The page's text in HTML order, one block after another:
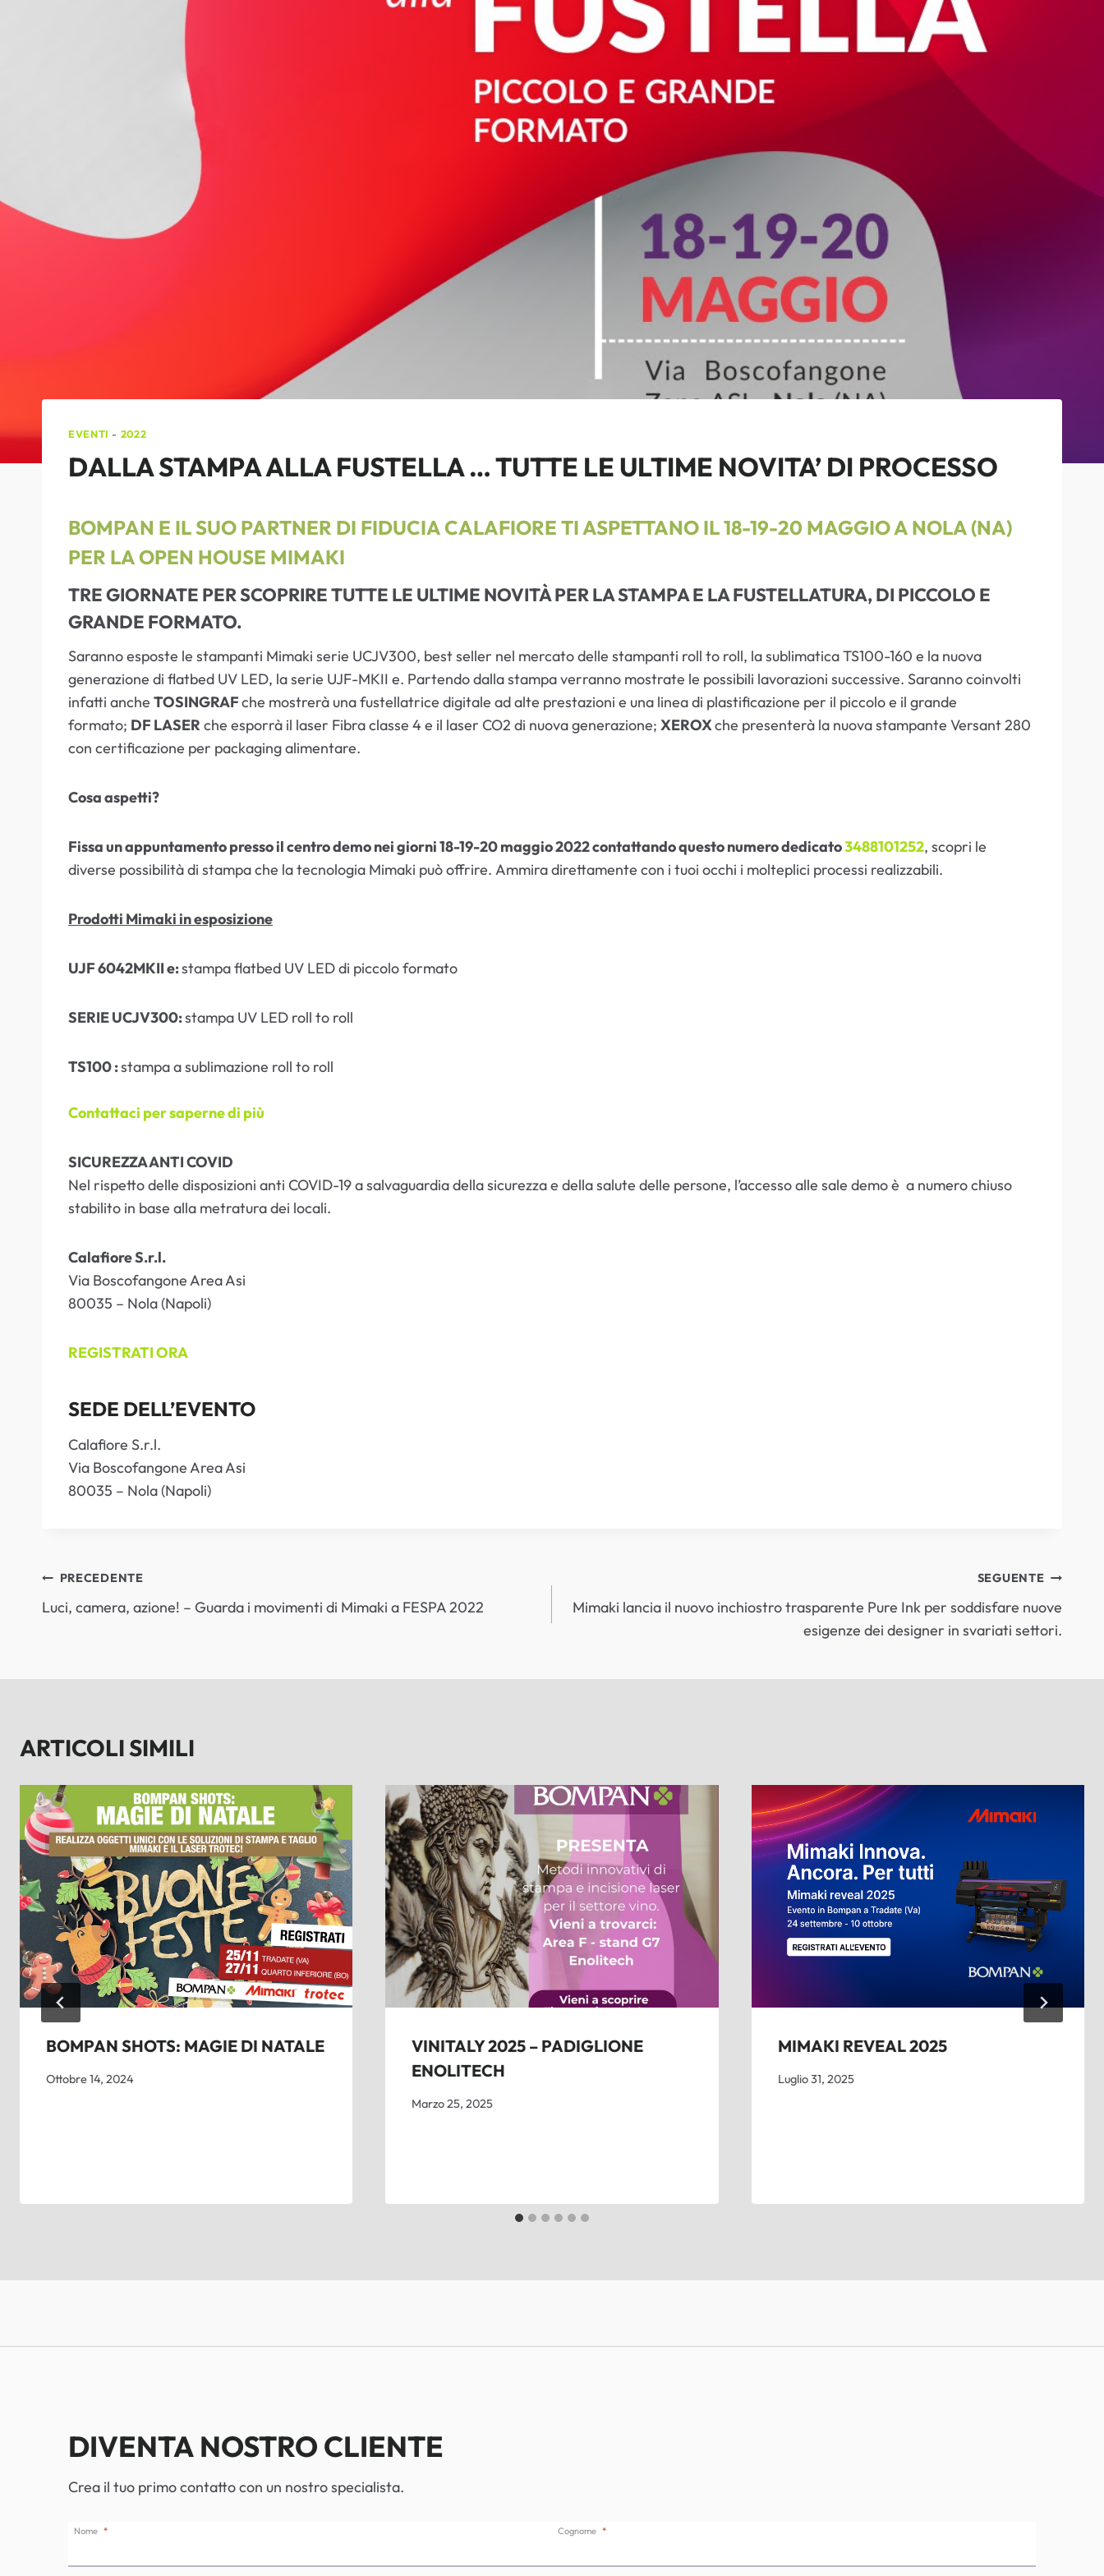
EVENTI - 2022
DALLA STAMPA ALLA FUSTELLA … TUTTE LE ULTIME NOVITA’ DI PROCESSO
BOMPAN E IL SUO PARTNER DI FIDUCIA CALAFIORE TI ASPETTANO IL 18-19-20 MAGGIO A NOLA (NA)
PER LA OPEN HOUSE MIMAKI
TRE GIORNATE PER SCOPRIRE TUTTE LE ULTIME NOVITÀ PER LA STAMPA E LA FUSTELLATURA, DI PICCOLO E
GRANDE FORMATO.
Saranno esposte le stampanti Mimaki serie UCJV300, best seller nel mercato delle stampanti roll to roll, la sublimatica TS100-160 e la nuova
generazione di flatbed UV LED, la serie UJF-MKII e. Partendo dalla stampa verranno mostrate le possibili lavorazioni successive. Saranno coinvolti
infatti anche TOSINGRAFche mostrerà una fustellatrice digitale ad alte prestazioni e una linea di plastificazione per il piccolo e il grande
formato; DF LASERche esporrà il laser Fibra classe 4 e il laser CO2 di nuova generazione; XEROXche presenterà la nuova stampante Versant 280
con certificazione per packaging alimentare.
Cosa aspetti?
Fissa un appuntamento presso il centro demo nei giorni 18-19-20 maggio 2022 contattando questo numero dedicato3488101252, scopri le
diverse possibilità di stampa che la tecnologia Mimaki può offrire. Ammira direttamente con i tuoi occhi i molteplici processi realizzabili.
Prodotti Mimaki in esposizione
UJF 6042MKII e:stampa flatbed UV LED di piccolo formato
SERIE UCJV300:stampa UV LED roll to roll
TS100 :stampa a sublimazione roll to roll
Contattaci per saperne di più
SICUREZZA ANTI COVID
Nel rispetto delle disposizioni anti COVID-19 a salvaguardia della sicurezza e della salute delle persone, l’accesso alle sale demo è a numero chiuso
stabilito in base alla metratura dei locali.
Calafiore S.r.l.
Via Boscofangone Area Asi
80035 – Nola (Napoli)
REGISTRATI ORA
SEDE DELL’EVENTO
Calafiore S.r.l.
Via Boscofangone Area Asi
80035 – Nola (Napoli)
NAVIGAZIONE
ARTICOLI
PRECEDENTE
Luci, camera, azione! – Guarda i movimenti di Mimaki a FESPA 2022
SEGUENTE
Mimaki lancia il nuovo inchiostro trasparente Pure Ink per soddisfare nuove
esigenze dei designer in svariati settori.
ARTICOLI SIMILI
BOMPAN SHOTS: MAGIE DI NATALE
Ottobre 14, 2024
VINITALY 2025 – PADIGLIONE
ENOLITECH
Marzo 25, 2025
MIMAKI REVEAL 2025
Luglio 31, 2025
DIVENTA NOSTRO CLIENTE
Crea il tuo primo contatto con un nostro specialista.
Nome Cognome